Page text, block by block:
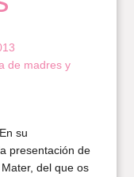
de madres y
su
presentación de
del que os